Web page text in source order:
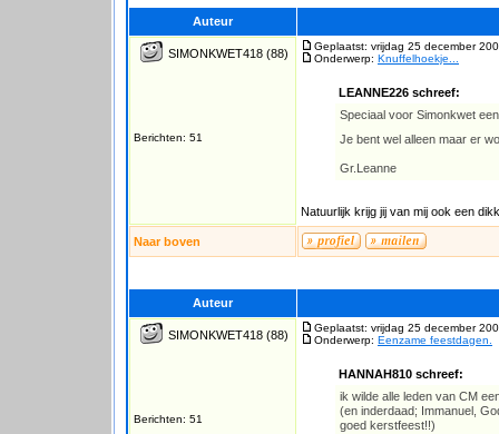
Auteur
SIMONKWET418 (88)
Berichten: 51
Geplaatst: vrijdag 25 december
Onderwerp: Knuffelhoekje...
LEANNE226 schreef:
Speciaal voor Simonkwet
Je bent wel alleen maar er
Gr.Leanne
Natuurlijk krijg jij van mij ook een
Naar boven
Auteur
SIMONKWET418 (88)
Berichten: 51
Geplaatst: vrijdag 25 december
Onderwerp: Eenzame feestdagen.
HANNAH810 schreef:
ik wilde alle leden van CM
(en inderdaad; Immanuel,
goed kerstfeest!!)